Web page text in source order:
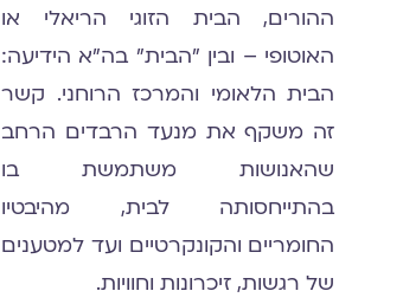
ההורים, הבית הזוגי הריאלי או
האוטופי – ובין "הבית" בה"א הידיעה:
הבית הלאומי והמרכז הרוחני. קשר
זה משקף את מנעד הרבדים הרחב
שהאנושות משתמשת בו
בהתייחסותה לבית, מהיבטיו
החומריים והקונקרטיים ועד למטענים
של רגשות, זיכרונות וחוויות.